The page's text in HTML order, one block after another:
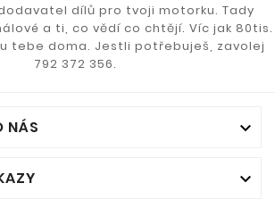
dílů pro tvoji motorku. Tady
a ti, co vědí co chtějí. Víc jak 80tis.
tebe doma. Jestli potřebuješ, zavolej
792 372 356.
NÁS 
